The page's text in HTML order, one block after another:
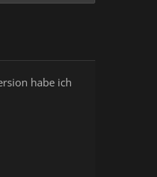
habe ich